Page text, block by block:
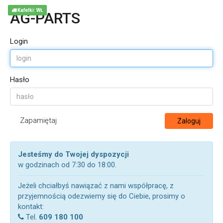
AG-PARTS
Login
Hasło
Zapamiętaj Zaloguj
Jesteśmy do Twojej dyspozycji
w godzinach od 7:30 do 18:00.
Jeżeli chciałbyś nawiązać z nami współpracę, z
przyjemnością odezwiemy się do Ciebie, prosimy o
kontakt:
Tel. 609 180 100
Kafelki: WŁ